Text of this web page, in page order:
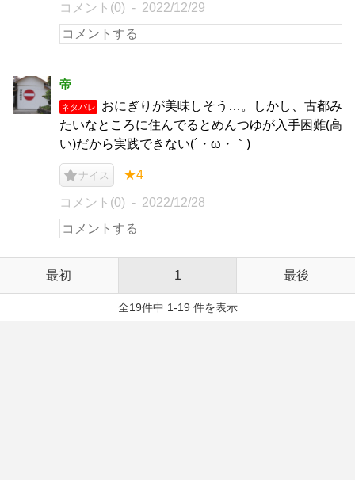
コメント(0) 2022/12/29
帝
ネタバレ
おにぎりが美味しそう…。しかし、古都み
たいなところに住んでるとめんつゆが入手困難(高
い)だから実践できない(´・ω・｀)
ナイス ★4
コメント(0) 2022/12/28
最初 1 最後
全19件中 1-19 件を表示